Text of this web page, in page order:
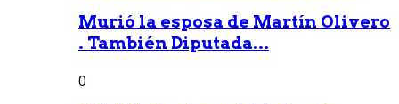
Murió la esposa de Martín Olivero
. También Diputada...
0